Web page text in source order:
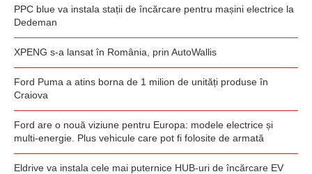
PPC blue va instala stații de încărcare pentru mașini electrice la
Dedeman
XPENG s-a lansat în România, prin AutoWallis
Ford Puma a atins borna de 1 milion de unități produse în
Craiova
Ford are o nouă viziune pentru Europa: modele electrice și
multi-energie. Plus vehicule care pot fi folosite de armată
Eldrive va instala cele mai puternice HUB-uri de încărcare EV